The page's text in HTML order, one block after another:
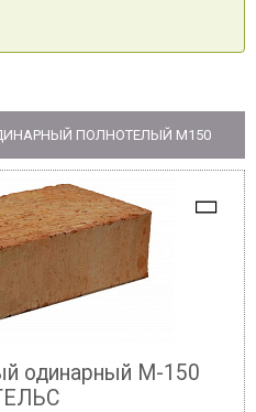
ПОЛНОТЕЛЫЙ M150
одинарный М-150